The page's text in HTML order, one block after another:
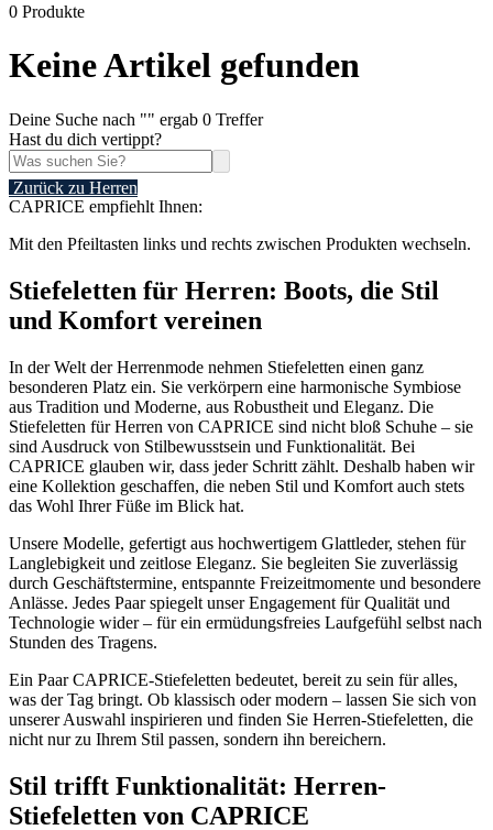
0 Produkte
Keine Artikel gefunden
Deine Suche nach "" ergab 0 Treffer
Hast du dich vertippt?
Zurück zu Herren
CAPRICE empfiehlt Ihnen:
Mit den Pfeiltasten links und rechts zwischen Produkten wechseln.
Stiefeletten für Herren: Boots, die Stil
und Komfort vereinen
In der Welt der Herrenmode nehmen Stiefeletten einen ganz
besonderen Platz ein. Sie verkörpern eine harmonische Symbiose
aus Tradition und Moderne, aus Robustheit und Eleganz. Die
Stiefeletten für Herren von CAPRICE sind nicht bloß Schuhe – sie
sind Ausdruck von Stilbewusstsein und Funktionalität. Bei
CAPRICE glauben wir, dass jeder Schritt zählt. Deshalb haben wir
eine Kollektion geschaffen, die neben Stil und Komfort auch stets
das Wohl Ihrer Füße im Blick hat.
Unsere Modelle, gefertigt aus hochwertigem Glattleder, stehen für
Langlebigkeit und zeitlose Eleganz. Sie begleiten Sie zuverlässig
durch Geschäftstermine, entspannte Freizeitmomente und besondere
Anlässe. Jedes Paar spiegelt unser Engagement für Qualität und
Technologie wider – für ein ermüdungsfreies Laufgefühl selbst nach
Stunden des Tragens.
Ein Paar CAPRICE-Stiefeletten bedeutet, bereit zu sein für alles,
was der Tag bringt. Ob klassisch oder modern – lassen Sie sich von
unserer Auswahl inspirieren und finden Sie Herren-Stiefeletten, die
nicht nur zu Ihrem Stil passen, sondern ihn bereichern.
Stil trifft Funktionalität: Herren-
Stiefeletten von CAPRICE